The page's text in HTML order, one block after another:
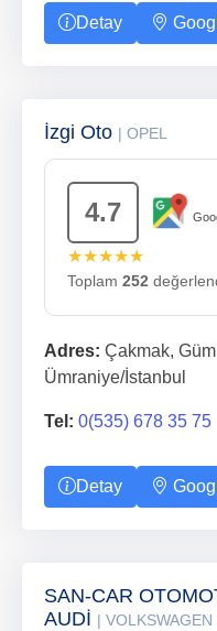
Detay
İzgi Oto | OPEL
4.7
★★★★★
Toplam 252
Adres: Çakmak,
Ümraniye/İstanbul
Tel: 0(535) 678 35 75
Detay
SAN-CAR
AUDİ | VOLKSWAGEN